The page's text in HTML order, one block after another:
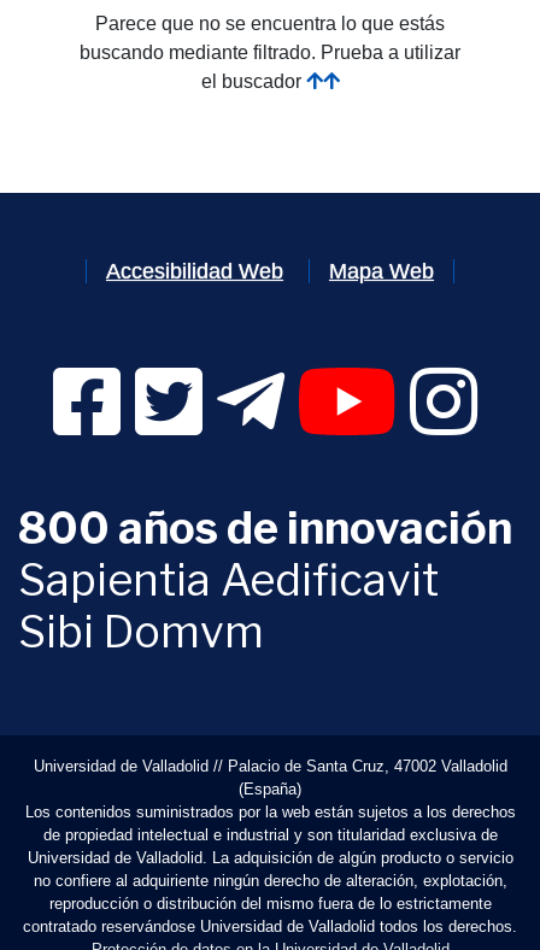
Parece que no se encuentra lo que estás
buscando mediante filtrado. Prueba a utilizar
el buscador
Accesibilidad Web Mapa Web
Facebook Digital UVa (se abrirá en una nueva
Twitter Digital UVa (se abrirá en una
Telegram Digital UVa (se
YouTube Digital
800 años de innovación
Sapientia Aedificavit
Sibi Domvm
Universidad de Valladolid // Palacio de Santa Cruz, 47002 Valladolid
(España)
Los contenidos suministrados por la web están sujetos a los derechos
de propiedad intelectual e industrial y son titularidad exclusiva de
Universidad de Valladolid. La adquisición de algún producto o servicio
no confiere al adquiriente ningún derecho de alteración, explotación,
reproducción o distribución del mismo fuera de lo estrictamente
contratado reservándose Universidad de Valladolid todos los derechos.